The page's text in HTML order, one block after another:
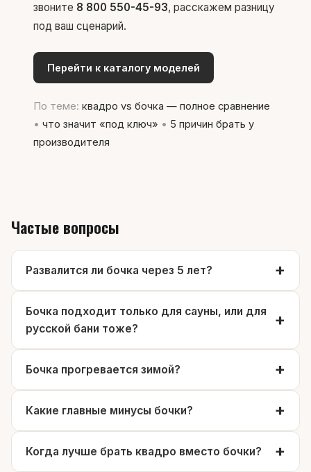
звоните 8 800 550-45-93, расскажем разницу
под ваш сценарий.
Перейти к каталогу моделей
По теме: квадро vs бочка — полное сравнение
• что значит «под ключ» • 5 причин брать у
производителя
Частые вопросы
Развалится ли бочка через 5 лет?
Бочка подходит только для сауны, или для
русской бани тоже?
Бочка прогревается зимой?
Какие главные минусы бочки?
Когда лучше брать квадро вместо бочки?